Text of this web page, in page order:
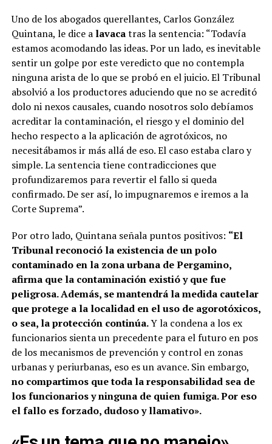
Uno de los abogados querellantes, Carlos González
Quintana, le dice a lavacatras la sentencia: “Todavía
estamos acomodando las ideas. Por un lado, es inevitable
sentir un golpe por este veredicto que no contempla
ninguna arista de lo que se probó en el juicio. El Tribunal
absolvió a los productores aduciendo que no se acreditó
dolo ni nexos causales, cuando nosotros solo debíamos
acreditar la contaminación, el riesgo y el dominio del
hecho respecto a la aplicación de agrotóxicos, no
necesitábamos ir más allá de eso. El caso estaba claro y
simple. La sentencia tiene contradicciones que
profundizaremos para revertir el fallo si queda
confirmado. De ser así, lo impugnaremos e iremos a la
Corte Suprema”.
Por otro lado, Quintana señala puntos positivos: “El
Tribunal reconoció la existencia de un polo
contaminado en la zona urbana de Pergamino,
afirma que la contaminación existió y que fue
peligrosa. Además, se mantendrá la medida cautelar
que protege a la localidad en el uso de agorotóxicos,
o sea, la protección continúa.Y la condena a los ex
funcionarios sienta un precedente para el futuro en pos
de los mecanismos de prevención y control en zonas
urbanas y periurbanas, eso es un avance. Sin embargo,
no compartimos que toda la responsabilidad sea de
los funcionarios y ninguna de quien fumiga. Por eso
el fallo es forzado, dudoso y llamativo».